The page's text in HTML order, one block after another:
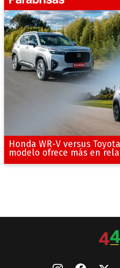
Honda WR-V versus
modelo ofrece más en